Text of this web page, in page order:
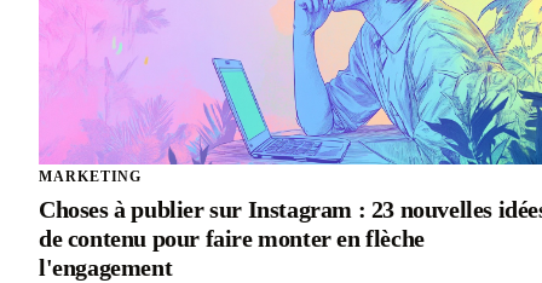
MARKETING
Choses à publier sur Instagram : 23 nouvelles
de contenu pour faire monter en flèche
l'engagement